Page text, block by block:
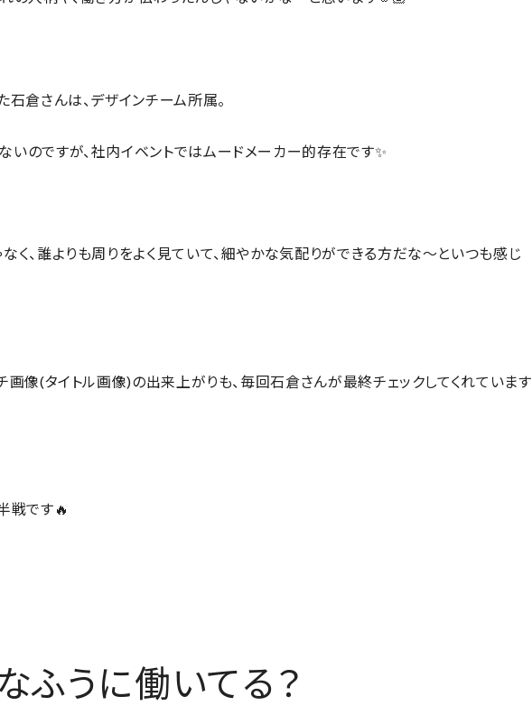
石倉さんは、デザインチーム所属。
のですが、社内イベントではムードメーカー的存在です✨️
く、誰よりも周りをよく見ていて、細やかな気配りができる方だな〜といつも感じ
画像(タイトル画像)の出来上がりも、毎回石倉さんが最終チェックしてくれています
戦です🔥
ふうに働いてる？